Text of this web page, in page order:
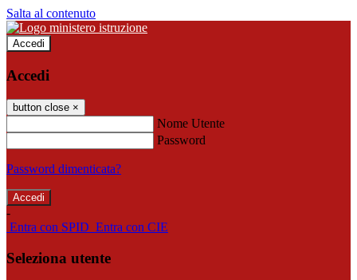
Salta al contenuto
Accedi
Accedi
button close ×
Nome Utente
Password
Password dimenticata?
-
Entra con SPID Entra con CIE
Seleziona utente